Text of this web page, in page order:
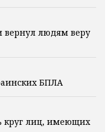
вернул людям веру
БПЛА
круг лиц, имеющих